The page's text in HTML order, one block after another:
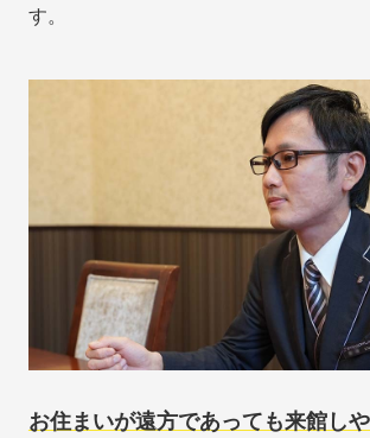
す。
お住まいが遠方であっても来館し